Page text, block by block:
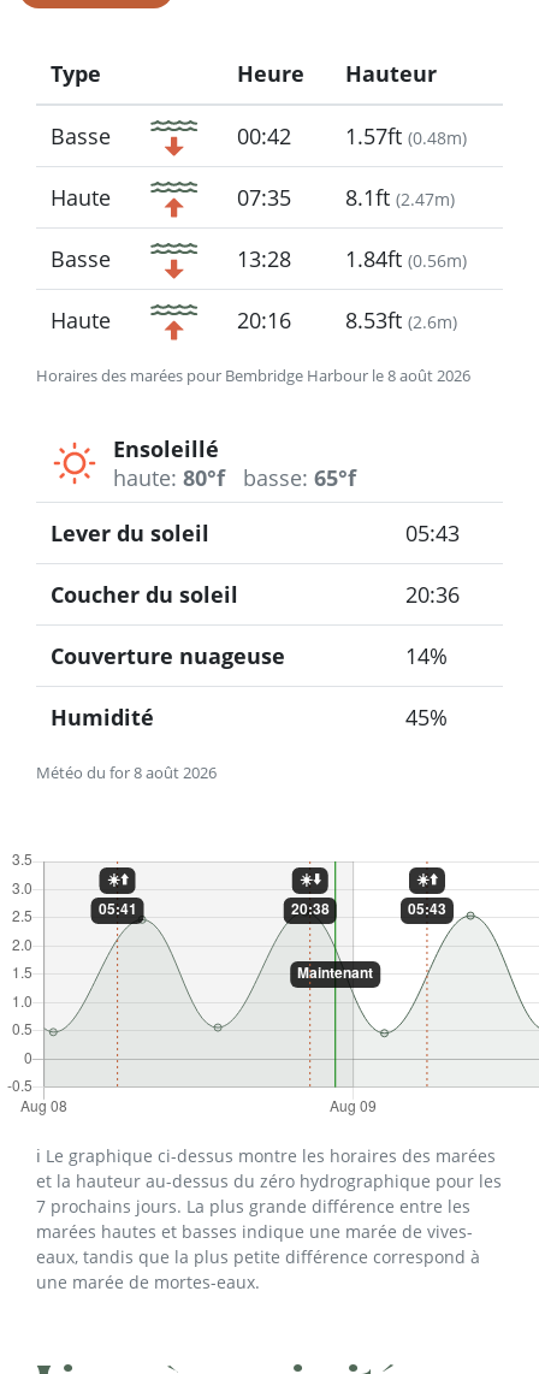
Horaires des marées pour Bembridge Harbour le 8 août 2026
Type
Icon
Heure Hauteur
Basse 00:42 1.57ft (0.48m)
Haute 07:35 8.1ft (2.47m)
Basse 13:28 1.84ft (0.56m)
Haute 20:16 8.53ft (2.6m)
Ensoleillé
haute: 80°f basse: 65°f
Météo du for 8 août 2026
Lever du soleil 05:43
Coucher du soleil 20:36
Couverture nuageuse 14%
Humidité 45%
ℹ️ Le graphique ci-dessus montre les horaires des marées
et la hauteur au-dessus du zéro hydrographique pour les
7 prochains jours. La plus grande différence entre les
marées hautes et basses indique une marée de vives-
eaux, tandis que la plus petite différence correspond à
une marée de mortes-eaux.